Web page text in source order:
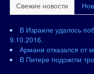
Свежие новости
В Израиле удалось
9.10.2016.
Армани отказался от
В Питере подожгли